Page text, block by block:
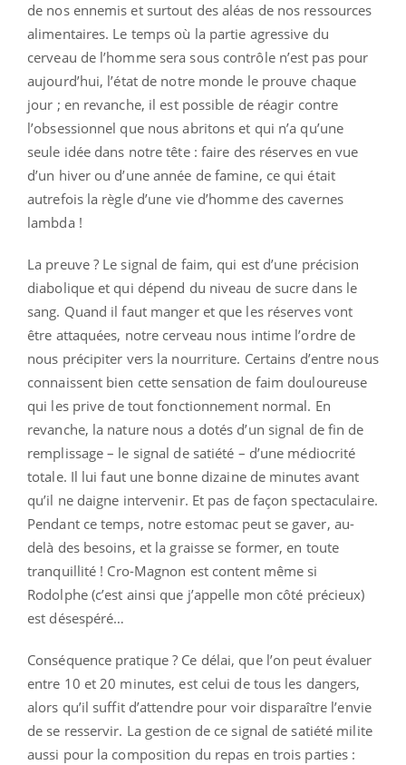
de nos ennemis et surtout des aléas de nos ressources
alimentaires. Le temps où la partie agressive du
cerveau de l’homme sera sous contrôle n’est pas pour
aujourd’hui, l’état de notre monde le prouve chaque
jour ; en revanche, il est possible de réagir contre
l’obsessionnel que nous abritons et qui n’a qu’une
seule idée dans notre tête : faire des réserves en vue
d’un hiver ou d’une année de famine, ce qui était
autrefois la règle d’une vie d’homme des cavernes
lambda !
La preuve ? Le signal de faim, qui est d’une précision
diabolique et qui dépend du niveau de sucre dans le
sang. Quand il faut manger et que les réserves vont
être attaquées, notre cerveau nous intime l’ordre de
nous précipiter vers la nourriture. Certains d’entre nous
connaissent bien cette sensation de faim douloureuse
qui les prive de tout fonctionnement normal. En
revanche, la nature nous a dotés d’un signal de fin de
remplissage – le signal de satiété – d’une médiocrité
totale. Il lui faut une bonne dizaine de minutes avant
qu’il ne daigne intervenir. Et pas de façon spectaculaire.
Pendant ce temps, notre estomac peut se gaver, au-
delà des besoins, et la graisse se former, en toute
tranquillité ! Cro-Magnon est content même si
Rodolphe (c’est ainsi que j’appelle mon côté précieux)
est désespéré…
Conséquence pratique ? Ce délai, que l’on peut évaluer
entre 10 et 20 minutes, est celui de tous les dangers,
alors qu’il suffit d’attendre pour voir disparaître l’envie
de se resservir. La gestion de ce signal de satiété milite
aussi pour la composition du repas en trois parties :